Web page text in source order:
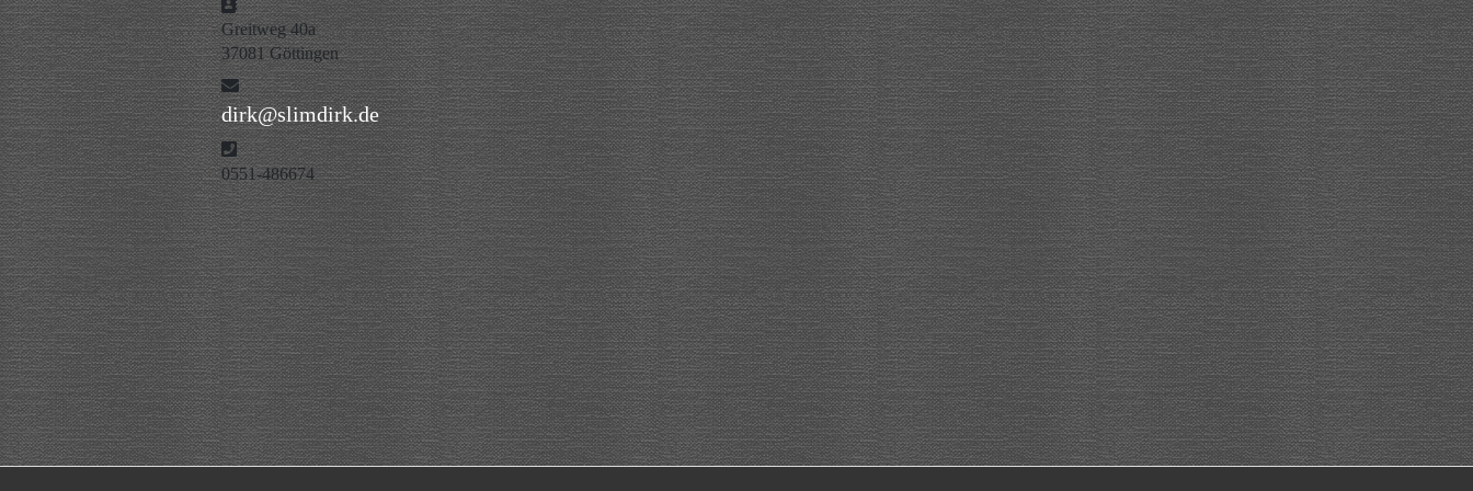
Adresse
Greitweg 40a
37081 Göttingen
E-Mail
dirk@slimdirk.de
Telefon
0551-486674